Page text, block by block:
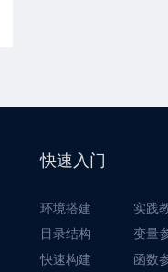
快速入门
环境搭建
实践
目录结构
变量
快速构建
函数